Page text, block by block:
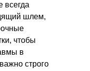
всегда
шлем,
чтобы
в
строго